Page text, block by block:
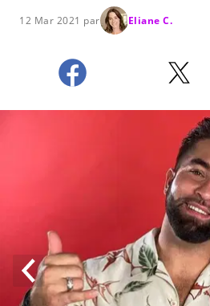
12 Mar 2021 par Eliane C.